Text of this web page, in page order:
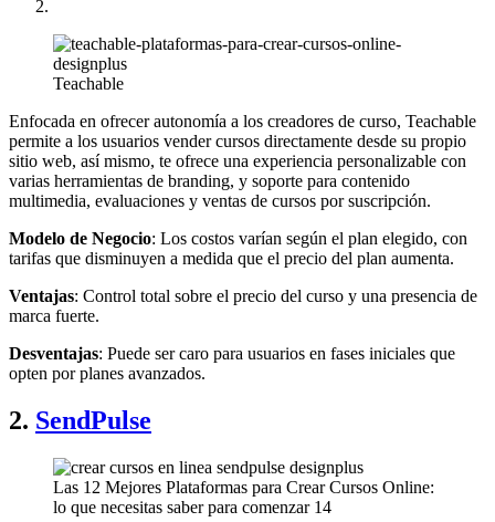
Teachable
Enfocada en ofrecer autonomía a los creadores de curso, Teachable
permite a los usuarios vender cursos directamente desde su propio
sitio web, así mismo, te ofrece una experiencia personalizable con
varias herramientas de branding, y soporte para contenido
multimedia, evaluaciones y ventas de cursos por suscripción.
Modelo de Negocio: Los costos varían según el plan elegido, con
tarifas que disminuyen a medida que el precio del plan aumenta.
Ventajas: Control total sobre el precio del curso y una presencia de
marca fuerte.
Desventajas: Puede ser caro para usuarios en fases iniciales que
opten por planes avanzados.
2. SendPulse
Las 12 Mejores Plataformas para Crear Cursos Online:
lo que necesitas saber para comenzar 14